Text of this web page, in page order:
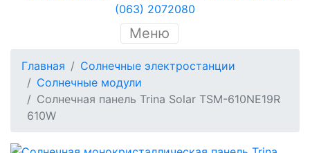
(063) 2072080
Меню
Главная
Солнечные электростанции
Солнечные модули
Солнечная панель Trina Solar TSM-610NE19R
610W